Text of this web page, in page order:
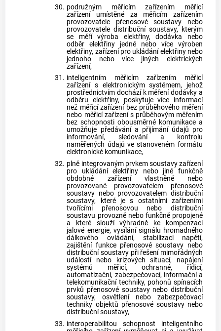
30. podružným měřicím zařízením měřicí
zařízení umístěné za měřicím zařízením
provozovatele přenosové soustavy nebo
provozovatele distribuční soustavy, kterým
se měří výroba elektřiny, dodávka nebo
odběr elektřiny jedné nebo více výroben
elektřiny, zařízení pro ukládání elektřiny nebo
jednoho nebo více jiných elektrických
zařízení,
31. inteligentním měřicím zařízením měřicí
zařízení s elektronickým systémem, jehož
prostřednictvím dochází k měření dodávky a
odběru elektřiny, poskytuje více informací
než měřicí zařízení bez průběhového měření
nebo měřicí zařízení s průběhovým měřením
bez schopnosti obousměrné komunikace a
umožňuje předávání a přijímání údajů pro
informování, sledování a kontrolu
naměřených údajů ve stanoveném formátu
elektronické komunikace,
32. plně integrovaným prvkem soustavy zařízení
pro ukládání elektřiny nebo jiné funkčně
obdobné zařízení vlastněné nebo
provozované provozovatelem přenosové
soustavy nebo provozovatelem distribuční
soustavy, které je s ostatními zařízeními
tvořícími přenosovou nebo distribuční
soustavu provozně nebo funkčně propojené
a které slouží výhradně ke kompenzaci
jalové energie, vysílání signálu hromadného
dálkového ovládání, stabilizaci napětí,
zajištění funkce přenosové soustavy nebo
distribuční soustavy při řešení mimořádných
událostí nebo krizových situací, napájení
systémů měřicí, ochranné, řídicí,
automatizační, zabezpečovací, informační a
telekomunikační techniky, pohonů spínacích
prvků přenosové soustavy nebo distribuční
soustavy, osvětlení nebo zabezpečovací
techniky objektů přenosové soustavy nebo
distribuční soustavy,
33. interoperabilitou schopnost inteligentního